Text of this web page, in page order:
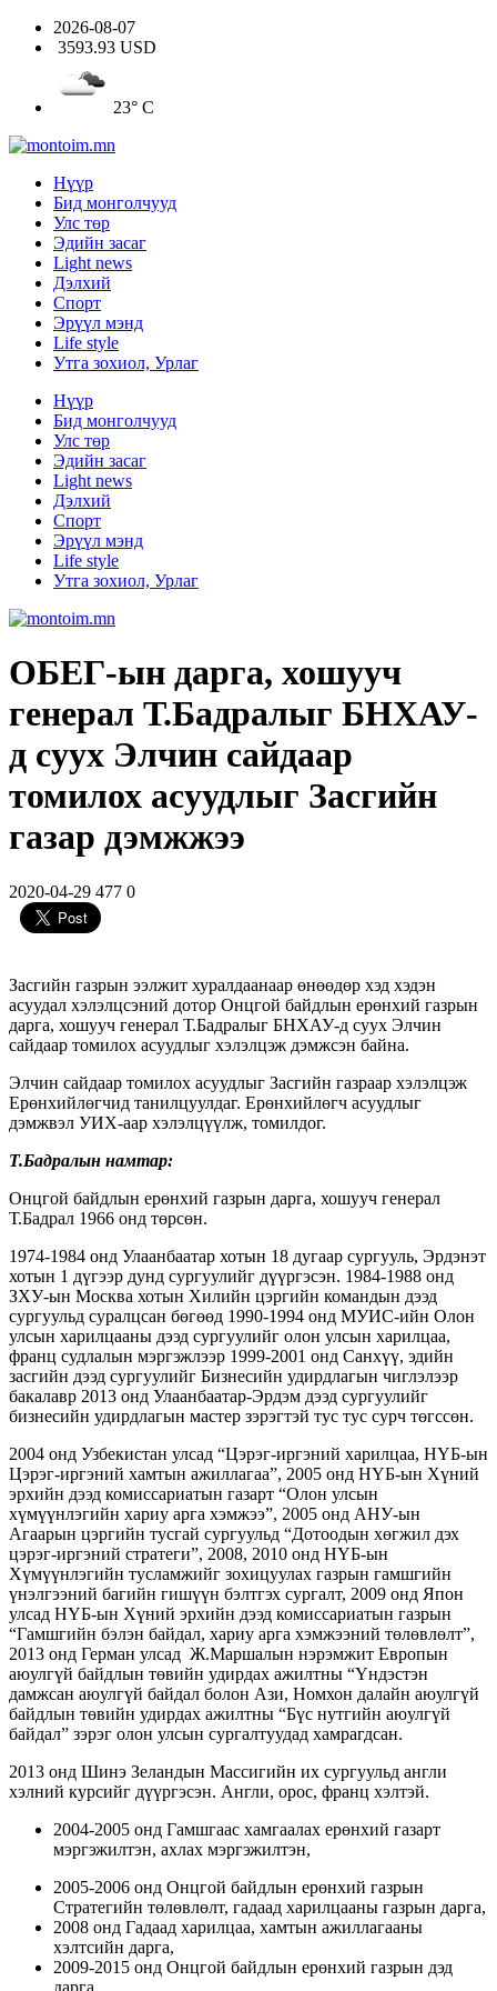
2026-08-07
3593.93 USD
23° C
Нүүр
Бид монголчууд
Улс төр
Эдийн засаг
Light news
Дэлхий
Спорт
Эрүүл мэнд
Life style
Утга зохиол, Урлаг
Нүүр
Бид монголчууд
Улс төр
Эдийн засаг
Light news
Дэлхий
Спорт
Эрүүл мэнд
Life style
Утга зохиол, Урлаг
ОБЕГ-ын дарга, хошууч
генерал Т.Бадралыг БНХАУ-
д суух Элчин сайдаар
томилох асуудлыг Засгийн
газар дэмжжээ
2020-04-29 477 0
Засгийн газрын ээлжит хуралдаанаар өнөөдөр хэд хэдэн
асуудал хэлэлцсэний дотор Онцгой байдлын ерөнхий газрын
дарга, хошууч генерал Т.Бадралыг БНХАУ-д суух Элчин
сайдаар томилох асуудлыг хэлэлцэж дэмжсэн байна.
Элчин сайдаар томилох асуудлыг Засгийн газраар хэлэлцэж
Ерөнхийлөгчид танилцуулдаг. Ерөнхийлөгч асуудлыг
дэмжвэл УИХ-аар хэлэлцүүлж, томилдог.
Т.Бадралын намтар:
Онцгой байдлын ерөнхий газрын дарга, хошууч генерал
Т.Бадрал 1966 онд төрсөн.
1974-1984 онд Улаанбаатар хотын 18 дугаар сургууль, Эрдэнэт
хотын 1 дүгээр дунд сургуулийг дүүргэсэн. 1984-1988 онд
ЗХУ-ын Москва хотын Хилийн цэргийн командын дээд
сургуульд суралцсан бөгөөд 1990-1994 онд МУИС-ийн Олон
улсын харилцааны дээд сургуулийг олон улсын харилцаа,
франц судлалын мэргэжлээр 1999-2001 онд Санхүү, эдийн
засгийн дээд сургуулийг Бизнесийн удирдлагын чиглэлээр
бакалавр 2013 онд Улаанбаатар-Эрдэм дээд сургуулийг
бизнесийн удирдлагын мастер зэрэгтэй тус тус сурч төгссөн.
2004 онд Узбекистан улсад “Цэрэг-иргэний харилцаа, НҮБ-ын
Цэрэг-иргэний хамтын ажиллагаа”, 2005 онд НҮБ-ын Хүний
эрхийн дээд комиссариатын газарт “Олон улсын
хүмүүнлэгийн хариу арга хэмжээ”, 2005 онд АНУ-ын
Агаарын цэргийн тусгай сургуульд “Дотоодын хөгжил дэх
цэрэг-иргэний стратеги”, 2008, 2010 онд НҮБ-ын
Хүмүүнлэгийн тусламжийг зохицуулах газрын гамшгийн
үнэлгээний багийн гишүүн бэлтгэх сургалт, 2009 онд Япон
улсад НҮБ-ын Хүний эрхийн дээд комиссариатын газрын
“Гамшгийн бэлэн байдал, хариу арга хэмжээний төлөвлөлт”,
2013 онд Герман улсад Ж.Маршалын нэрэмжит Европын
аюулгүй байдлын төвийн удирдах ажилтны “Үндэстэн
дамжсан аюулгүй байдал болон Ази, Номхон далайн аюулгүй
байдлын төвийн удирдах ажилтны “Бүс нутгийн аюулгүй
байдал” зэрэг олон улсын сургалтуудад хамрагдсан.
2013 онд Шинэ Зеландын Массигийн их сургуульд англи
хэлний курсийг дүүргэсэн. Англи, орос, франц хэлтэй.
2004-2005 онд Гамшгаас хамгаалах ерөнхий газарт
мэргэжилтэн, ахлах мэргэжилтэн,
2005-2006 онд Онцгой байдлын ерөнхий газрын
Стратегийн төлөвлөлт, гадаад харилцааны газрын дарга,
2008 онд Гадаад харилцаа, хамтын ажиллагааны
хэлтсийн дарга,
2009-2015 онд Онцгой байдлын ерөнхий газрын дэд
дарга,